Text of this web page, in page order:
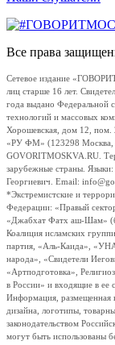
Все права
Сетевое издание
лиц старше 16 лет.
года выдано Федеральной
технологий и массовых
Хорошевская, дом 12, пом.
«РУ ФМ» (123298 Москва,
GOVORITMOSKVA.RU.
зарубежные страны. Языки:
Георгиевич. Email:
*Экстремистские и
Федерации: «Правый
«Джабхат Фатх аш-Шам»
Коалиция исламских
партия, «Аль-Каида»,
народа», «Свидетели
«Артподготовка»,
в России» и входящие в ее
Информация, размещенная
дизайна, логотипы,
законодательством
могут быть использованы